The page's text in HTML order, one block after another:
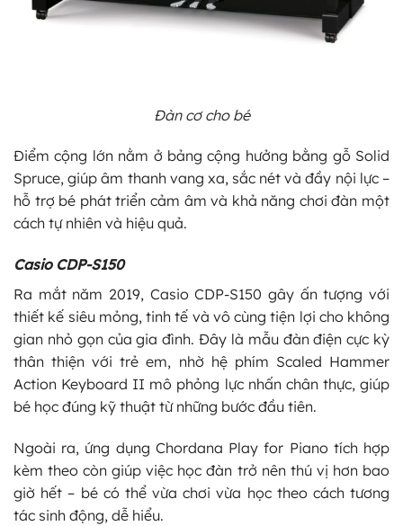
Đàn cơ cho bé
Điểm cộng lớn nằm ở bảng cộng hưởng bằng gỗ Solid
Spruce, giúp âm thanh vang xa, sắc nét và đầy nội lực –
hỗ trợ bé phát triển cảm âm và khả năng chơi đàn một
cách tự nhiên và hiệu quả.
Casio CDP-S150
Ra mắt năm 2019, Casio CDP-S150 gây ấn tượng với
thiết kế siêu mỏng, tinh tế và vô cùng tiện lợi cho không
gian nhỏ gọn của gia đình. Đây là mẫu đàn điện cực kỳ
thân thiện với trẻ em, nhờ hệ phím Scaled Hammer
Action Keyboard II mô phỏng lực nhấn chân thực, giúp
bé học đúng kỹ thuật từ những bước đầu tiên.
Ngoài ra, ứng dụng Chordana Play for Piano tích hợp
kèm theo còn giúp việc học đàn trở nên thú vị hơn bao
giờ hết – bé có thể vừa chơi vừa học theo cách tương
tác sinh động, dễ hiểu.